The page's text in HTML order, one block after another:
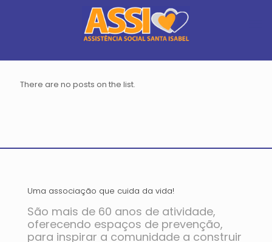
There are no posts on the list.
Uma associação que cuida da vida!
São mais de 60 anos de atividade,
oferecendo espaços de prevenção,
para inspirar a comunidade a construir